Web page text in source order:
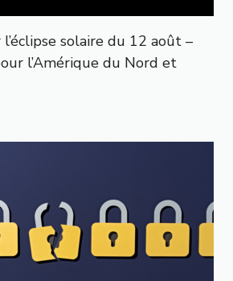
solaire du 12 août –
l’Amérique du Nord et